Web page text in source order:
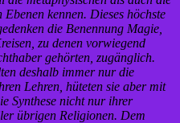
kennen. Dieses höchste
die Benennung Magie,
zu denen vorwiegend
gehörten, zugänglich.
deshalb immer nur die
Lehren, hüteten sie aber mit
Synthese nicht nur ihrer
übrigen Religionen. Dem